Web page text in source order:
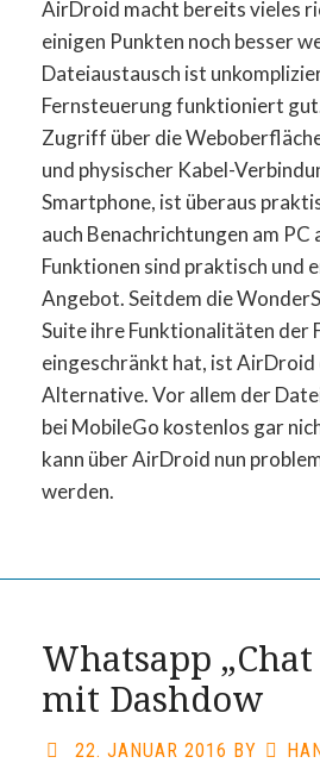
AirDroid macht bereits vieles
einigen Punkten noch besser
Dateiaustausch ist
Fernsteuerung funktioniert
Zugriff über die
und physischer Kabel-
Smartphone, ist überaus
auch Benachrichtungen am
Funktionen sind praktisch und
Angebot. Seitdem die
Suite ihre Funktionalitäten der
eingeschränkt hat, ist AirDroid
Alternative. Vor allem der
bei MobileGo kostenlos gar
kann über AirDroid nun
werden.
Whatsapp „Chat
mit Dashdow
22. JANUAR 2016 BY